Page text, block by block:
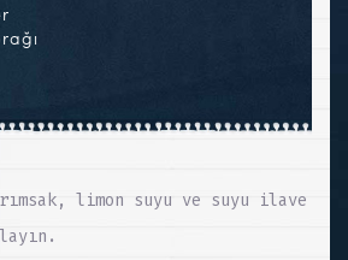
limon suyu ve suyu ilave